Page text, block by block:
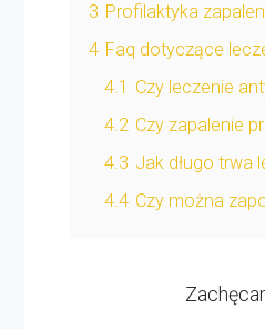
3 Profilaktyka
4 Faq dotyczące
4.1 Czy leczenie
4.2 Czy zapalenie
4.3 Jak długo trwa
4.4 Czy można